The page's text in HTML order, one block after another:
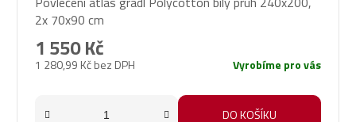
2x 70x90 cm
1 280,99 Kč bez DPH
1 550 Kč
Vyrobíme pro vás
DO KOŠÍKU